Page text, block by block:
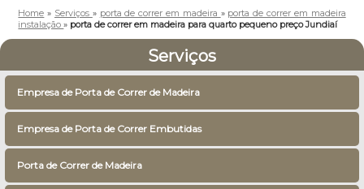
Home » Serviços » porta de correr em madeira » porta de correr em madeira
instalação» porta de correr em madeira para quarto pequeno preço Jundiaí
Serviços
Empresa de Porta de Correr de Madeira
Empresa de Porta de Correr Embutidas
Porta de Correr de Madeira